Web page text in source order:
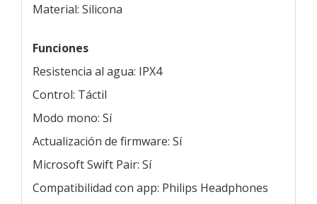
Material: Silicona
Funciones
Resistencia al agua: IPX4
Control: Táctil
Modo mono: Sí
Actualización de firmware: Sí
Microsoft Swift Pair: Sí
Compatibilidad con app: Philips Headphones